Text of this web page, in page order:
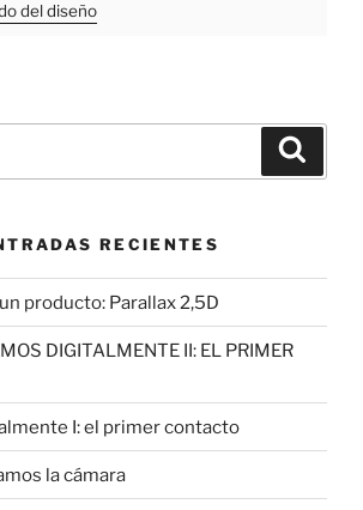
del diseño
RECIENTES
producto: Parallax 2,5D
DIGITALMENTE II: EL PRIMER
I: el primer contacto
la cámara